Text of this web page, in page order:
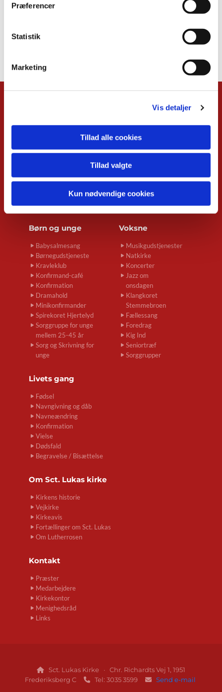
Præferencer
Statistik
Marketing
Vis detaljer
Tillad alle cookies
Tillad valgte
Kun nødvendige cookies
Overblik
Musikgudstjenester
Foredrag
Spirekoret Hjertelyd
Børn og unge
Babysalmesang
Børnegudstjeneste
Kravleklub
Konfirmand-café
Konfirmation
Dramahold
Minikonfirmander
Spirekoret Hjertelyd
Sorggruppe for unge
mellem 25-45 år
Sorg og Skrivning for
unge
Voksne
Musikgudstjenester
Natkirke
Koncerter
Jazz om
onsdagen
Klangkoret
Stemmebroen
Fællessang
Foredrag
Kig Ind
Seniortræf
Sorggrupper
Livets gang
Fødsel
Navngivning og dåb
Navneændring
Konfirmation
Vielse
Dødsfald
Begravelse / Bisættelse
Om Sct. Lukas kirke
Kirkens historie
Vejkirke
Kirkeavis
Fortællinger om Sct. Lukas
Om Lutherrosen
Kontakt
Præster
Medarbejdere
Kirkekontor
Menighedsråd
Links

Sct. Lukas Kirke · Chr. Richardts Vej 1, 1951
Frederiksberg C
 Tel: 3035 3599  Send e-mail